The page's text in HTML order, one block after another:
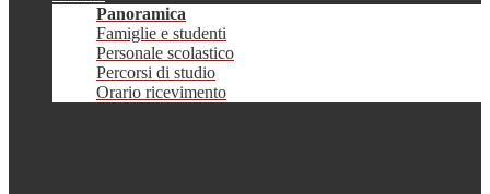
Panoramica
Famiglie e studenti
Personale scolastico
Percorsi di studio
Orario ricevimento